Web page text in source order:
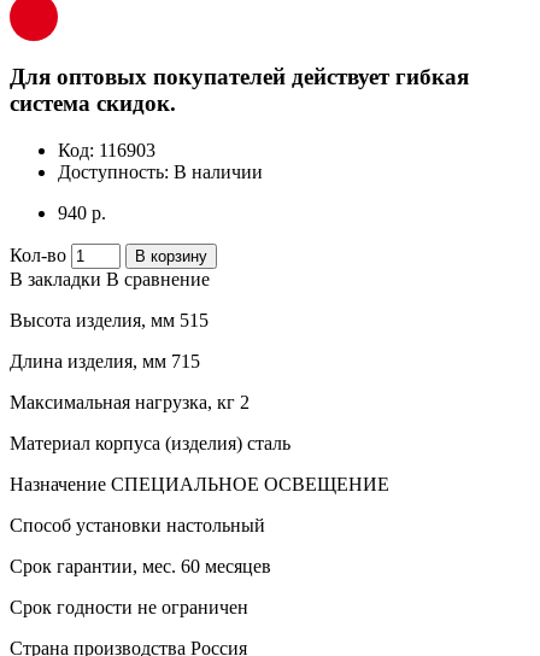
Для оптовых покупателей действует гибкая
система скидок.
Код: 116903
Доступность: В наличии
940 р.
Кол-во В корзину
В закладки В сравнение
Высота изделия, мм 515
Длина изделия, мм 715
Максимальная нагрузка, кг 2
Материал корпуса (изделия) сталь
Назначение СПЕЦИАЛЬНОЕ ОСВЕЩЕНИЕ
Способ установки настольный
Срок гарантии, мес. 60 месяцев
Срок годности не ограничен
Страна производства Россия